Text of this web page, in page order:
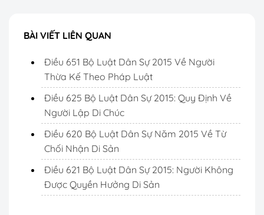
BÀI VIẾT LIÊN QUAN
Điều 651 Bộ Luật Dân Sự 2015 Về Người
Thừa Kế Theo Pháp Luật
Điều 625 Bộ Luật Dân Sự 2015: Quy Định Về
Người Lập Di Chúc
Điều 620 Bộ Luật Dân Sự Năm 2015 Về Từ
Chối Nhận Di Sản
Điều 621 Bộ Luật Dân Sự 2015: Người Không
Được Quyền Hưởng Di Sản